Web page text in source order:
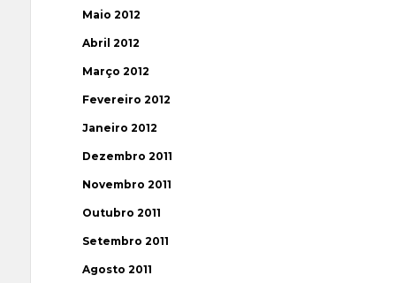
Maio 2012
Abril 2012
Março 2012
Fevereiro 2012
Janeiro 2012
Dezembro 2011
Novembro 2011
Outubro 2011
Setembro 2011
Agosto 2011